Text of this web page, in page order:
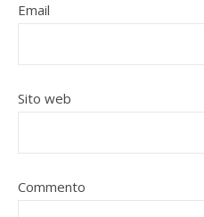
Email
Sito web
Commento